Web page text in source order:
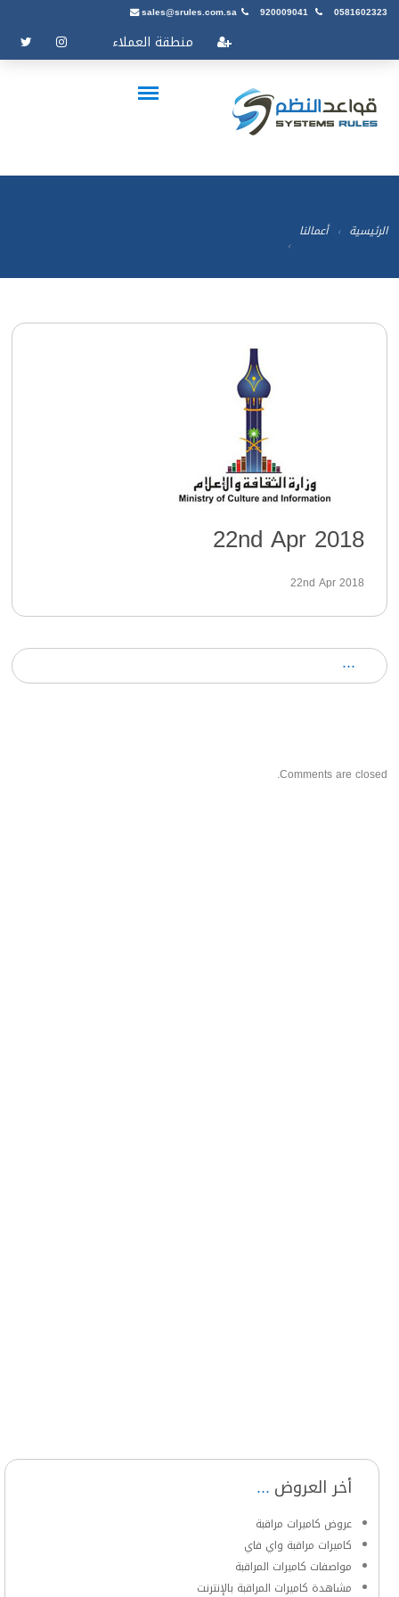
sales@srules.com.sa 920009041 0581602323
منطقة العملاء
الرئيسية أعمالنا
22nd Apr 2018
22nd Apr 2018
Comments are closed.
أخر العروض
عروض كاميرات مراقبة
كاميرات مراقبة واي فاي
مواصفات كاميرات المراقبة
مشاهدة كاميرات المراقبة بالإنترنت